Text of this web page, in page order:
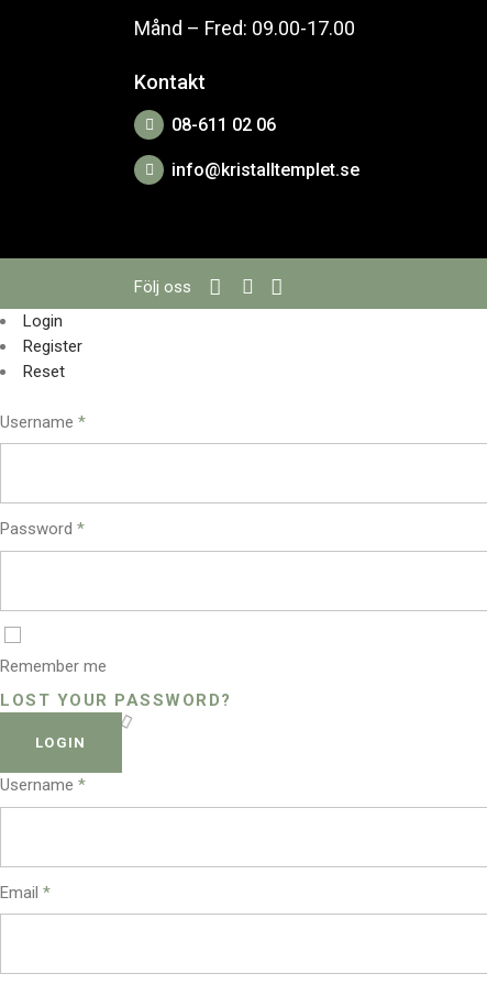
Månd – Fred: 09.00-17.00
Kontakt
08-611 02 06
info@kristalltemplet.se
Följ oss
Login
Register
Reset
Username *
Password *
Remember me
LOST YOUR PASSWORD?
LOGIN
Username *
Email *